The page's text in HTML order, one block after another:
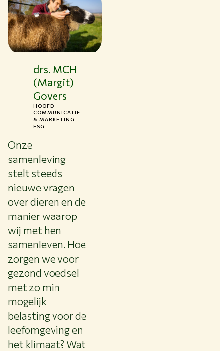
Thema's
Studeren bij WUR
Samenwerken met WUR
Over WUR
NIEUWS & ACHTERGRONDEN
WERKEN BIJ WUR
CONTACT
NL
drs. MCH
(Margit)
Govers
HOOFD
COMMUNICATIE
& MARKETING
ESG
Onze
samenleving
stelt steeds
nieuwe vragen
over dieren en de
manier waarop
wij met hen
samenleven. Hoe
zorgen we voor
gezond voedsel
met zo min
mogelijk
belasting voor de
leefomgeving en
het klimaat? Wat